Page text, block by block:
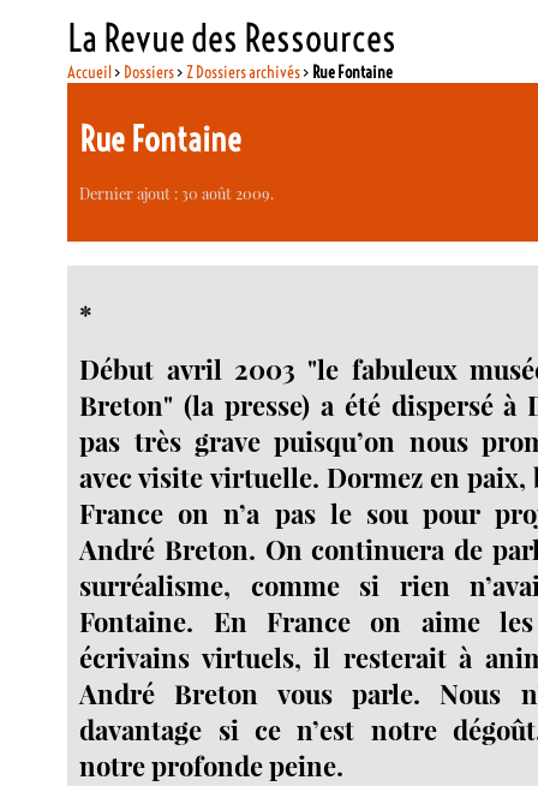
La Revue des Ressources
Accueil> Dossiers> Z Dossiers archivés> Rue Fontaine
Rue Fontaine
Dernier ajout : 30 août 2009.
*
Début avril 2003 "le fabuleux
Breton" (la presse) a été dispersé à
pas très grave puisqu’on nous
avec visite virtuelle. Dormez en paix,
France on n’a pas le sou pour
André Breton. On continuera de
surréalisme, comme si rien
Fontaine. En France on aime
écrivains virtuels, il resterait à
André Breton vous parle. Nous
davantage si ce n’est notre
notre profonde peine.